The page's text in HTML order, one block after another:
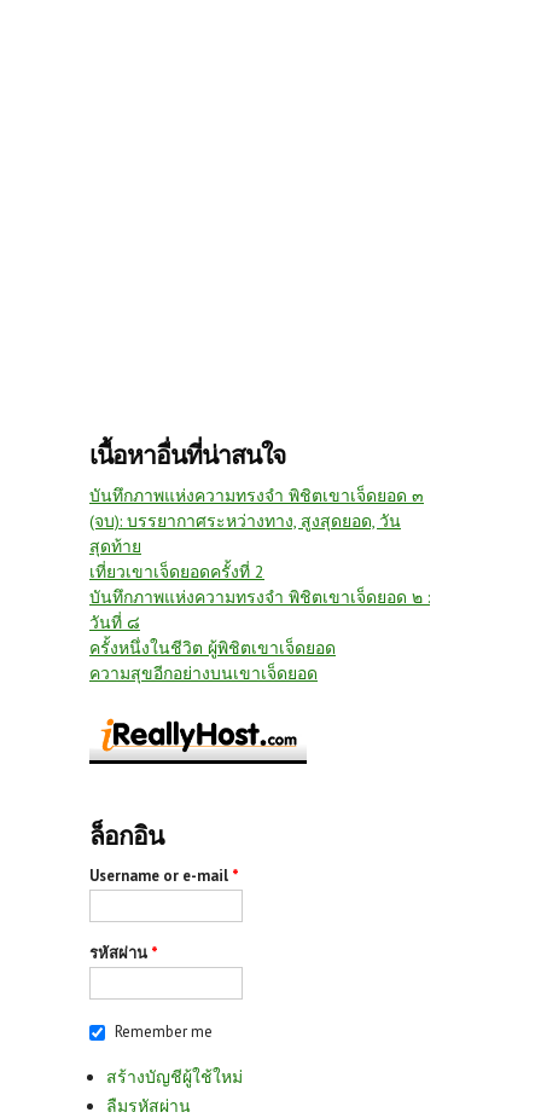
เนื้อหาอื่นที่น่าสนใจ
บันทึกภาพแห่งความทรงจำ พิชิตเขาเจ็ดยอด ๓
(จบ): บรรยากาศระหว่างทาง, สูงสุดยอด, วัน
สุดท้าย
เที่ยวเขาเจ็ดยอดครั้งที่ 2
บันทึกภาพแห่งความทรงจำ พิชิตเขาเจ็ดยอด ๒ :
วันที่ ๘
ครั้งหนึ่งในชีวิต ผู้พิชิตเขาเจ็ดยอด
ความสุขอีกอย่างบนเขาเจ็ดยอด
ล็อกอิน
Username or e-mail *
รหัสผ่าน *
Remember me
สร้างบัญชีผู้ใช้ใหม่
ลืมรหัสผ่าน